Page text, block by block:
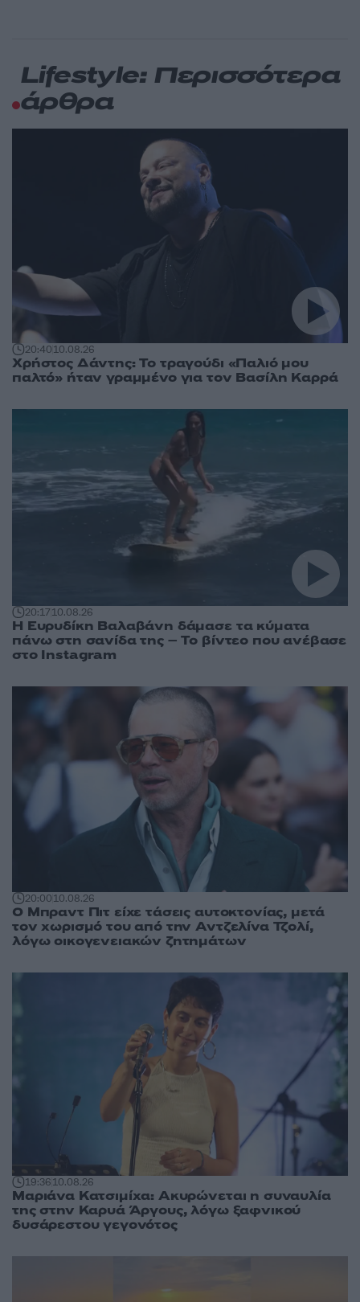
Lifestyle: Περισσότερα
άρθρα
20:4010.08.26
Χρήστος Δάντης: Το τραγούδι «Παλιό μου
παλτό» ήταν γραμμένο για τον Βασίλη Καρρά
20:1710.08.26
Η Ευρυδίκη Βαλαβάνη δάμασε τα κύματα
πάνω στη σανίδα της – Το βίντεο που ανέβασε
στο Instagram
20:0010.08.26
Ο Μπραντ Πιτ είχε τάσεις αυτοκτονίας, μετά
τον χωρισμό του από την Αντζελίνα Τζολί,
λόγω οικογενειακών ζητημάτων
19:3610.08.26
Μαριάνα Κατσιμίχα: Ακυρώνεται η συναυλία
της στην Καρυά Άργους, λόγω ξαφνικού
δυσάρεστου γεγονότος